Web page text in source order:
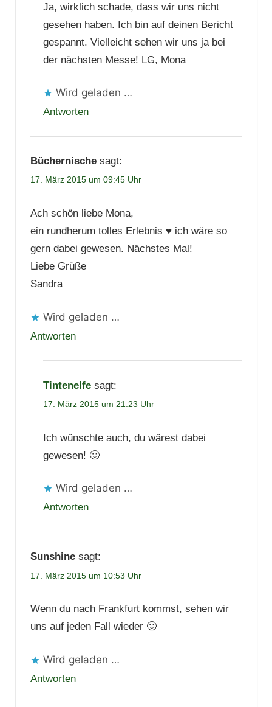
Ja, wirklich schade, dass wir uns nicht
gesehen haben. Ich bin auf deinen Bericht
gespannt. Vielleicht sehen wir uns ja bei
der nächsten Messe! LG, Mona
Wird geladen …
Antworten
Büchernische sagt:
17. März 2015 um 09:45 Uhr
Ach schön liebe Mona,
ein rundherum tolles Erlebnis ♥ ich wäre so
gern dabei gewesen. Nächstes Mal!
Liebe Grüße
Sandra
Wird geladen …
Antworten
Tintenelfe sagt:
17. März 2015 um 21:23 Uhr
Ich wünschte auch, du wärest dabei
gewesen! 🙂
Wird geladen …
Antworten
Sunshine sagt:
17. März 2015 um 10:53 Uhr
Wenn du nach Frankfurt kommst, sehen wir
uns auf jeden Fall wieder 🙂
Wird geladen …
Antworten